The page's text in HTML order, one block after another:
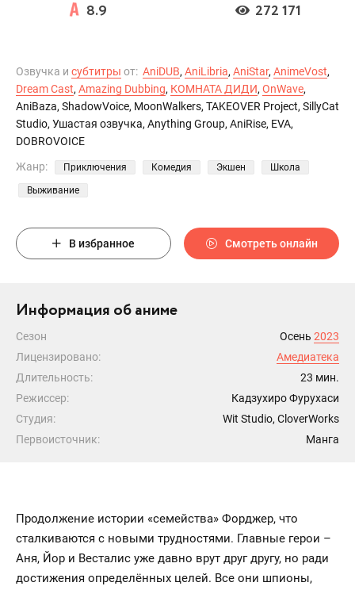
8.9 272 171
Озвучка и субтитры от: AniDUB, AniLibria, AniStar, AnimeVost,
Dream Cast, Amazing Dubbing, КОМНАТА ДИДИ, OnWave,
AniBaza, ShadowVoice, MoonWalkers, TAKEOVER Project, SillyCat
Studio, Ушастая озвучка, Anything Group, AniRise, EVA,
DOBROVOICE
Жанр:
Приключения Комедия Экшен Школа
Выживание
В избранное Смотреть онлайн
Информация об аниме
Сезон Осень 2023
Лицензировано:
Амедиатека
Длительность:
23 мин.
Режиссер:
Кадзухиро Фурухаси
Студия:
Wit Studio, CloverWorks
Первоисточник:
Манга
Продолжение истории «семейства» Форджер, что
сталкиваются с новыми трудностями. Главные герои –
Аня, Йор и Весталис уже давно врут друг другу, но ради
достижения определённых целей. Все они шпионы,